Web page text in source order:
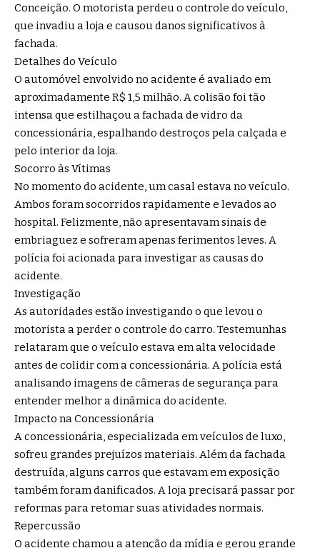
Conceição. O motorista perdeu o controle do veículo,
que invadiu a loja e causou danos significativos à
fachada.
Detalhes do Veículo
O automóvel envolvido no acidente é avaliado em
aproximadamente R$ 1,5 milhão. A colisão foi tão
intensa que estilhaçou a fachada de vidro da
concessionária, espalhando destroços pela calçada e
pelo interior da loja.
Socorro às Vítimas
No momento do acidente, um casal estava no veículo.
Ambos foram socorridos rapidamente e levados ao
hospital. Felizmente, não apresentavam sinais de
embriaguez e sofreram apenas ferimentos leves. A
polícia foi acionada para investigar as causas do
acidente.
Investigação
As autoridades estão investigando o que levou o
motorista a perder o controle do carro. Testemunhas
relataram que o veículo estava em alta velocidade
antes de colidir com a concessionária. A polícia está
analisando imagens de câmeras de segurança para
entender melhor a dinâmica do acidente.
Impacto na Concessionária
A concessionária, especializada em veículos de luxo,
sofreu grandes prejuízos materiais. Além da fachada
destruída, alguns carros que estavam em exposição
também foram danificados. A loja precisará passar por
reformas para retomar suas atividades normais.
Repercussão
O acidente chamou a atenção da mídia e gerou grande